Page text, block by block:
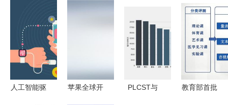
人工智能驱
苹果全球开
PLCST与
教育部首批